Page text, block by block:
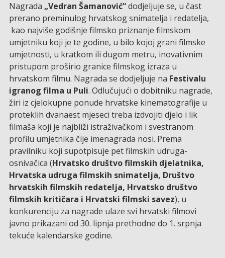
Nagrada „Vedran Šamanović“dodjeljuje se, u čast
prerano preminulog hrvatskog snimatelja i redatelja,
kao najviše godišnje filmsko priznanje filmskom
umjetniku koji je te godine, u bilo kojoj grani filmske
umjetnosti, u kratkom ili dugom metru, inovativnim
pristupom proširio granice filmskog izraza u
hrvatskom filmu. Nagrada se dodjeljuje na Festivalu
igranog filma u Puli. Odlučujući o dobitniku nagrade,
žiri iz cjelokupne ponude hrvatske kinematografije u
proteklih dvanaest mjeseci treba izdvojiti djelo i lik
filmaša koji je najbliži istraživačkom i svestranom
profilu umjetnika čije imenagrada nosi. Prema
pravilniku koji supotpisuje pet filmskih udruga-
osnivačica (Hrvatsko društvo filmskih djelatnika,
Hrvatska udruga filmskih snimatelja, Društvo
hrvatskih filmskih redatelja, Hrvatsko društvo
filmskih kritičara i Hrvatski filmski savez), u
konkurenciju za nagrade ulaze svi hrvatski filmovi
javno prikazani od 30. lipnja prethodne do 1. srpnja
tekuće kalendarske godine.